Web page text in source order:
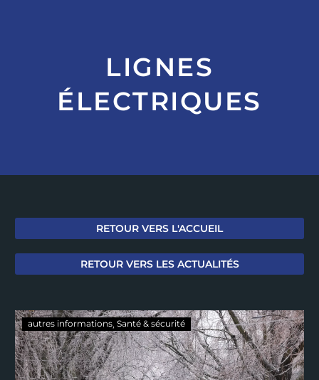
LIGNES
ÉLECTRIQUES
RETOUR VERS L'ACCUEIL
RETOUR VERS LES ACTUALITÉS
autres informations Santé & sécurité